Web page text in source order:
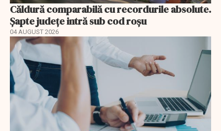
Căldură comparabilă cu recordurile absolute.
Șapte județe intră sub cod roșu
04 AUGUST 2026